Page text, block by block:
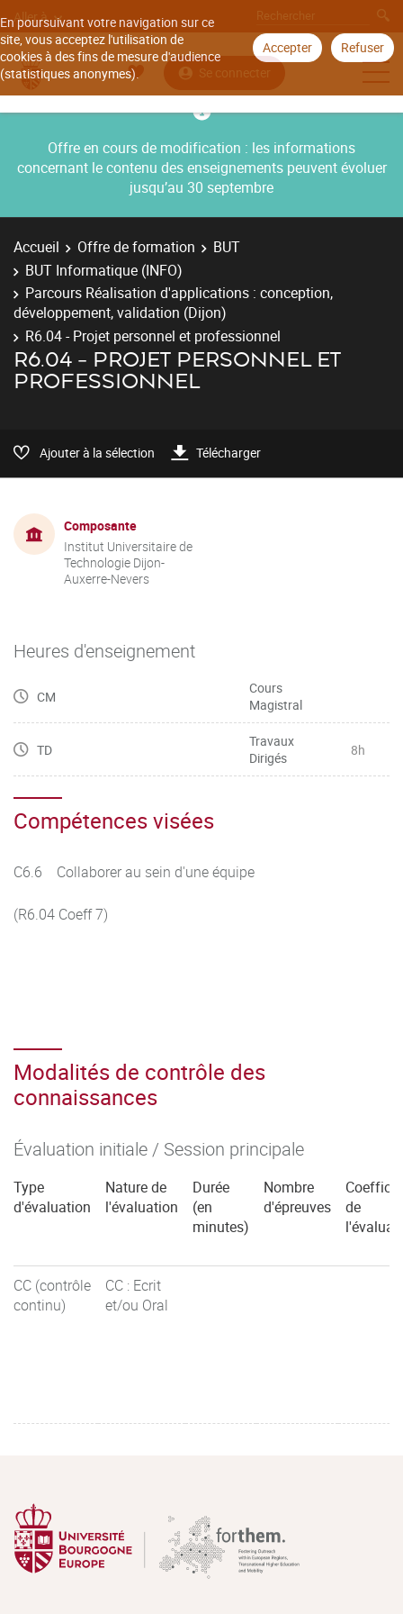
En poursuivant votre navigation sur ce
site, vous acceptez l'utilisation de
cookies à des fins de mesure d'audience
(statistiques anonymes).
Accepter Refuser
Aller à
Se connecter
Offre en cours de modification : les informations
concernant le contenu des enseignements peuvent évoluer
jusqu’au 30 septembre
Accueil Offre de formation
BUT
BUT Informatique (INFO)
Parcours Réalisation d'applications : conception,
développement, validation (Dijon)
R6.04 - Projet personnel et professionnel
R6.04 - PROJET PERSONNEL ET
PROFESSIONNEL
Ajouter à la sélection Télécharger
Composante
Institut Universitaire de
Technologie Dijon-
Auxerre-Nevers
Heures d'enseignement
CM
Cours
Magistral
TD
Travaux
Dirigés
8h
Compétences visées
C6.6 Collaborer au sein d'une équipe
(R6.04 Coeff 7)
Modalités de contrôle des
connaissances
Évaluation initiale / Session principale
Type
d'évaluation
Nature de
l'évaluation
Durée
(en
minutes)
Nombre
d'épreuves
de
CC (contrôle
continu)
CC : Ecrit
et/ou Oral